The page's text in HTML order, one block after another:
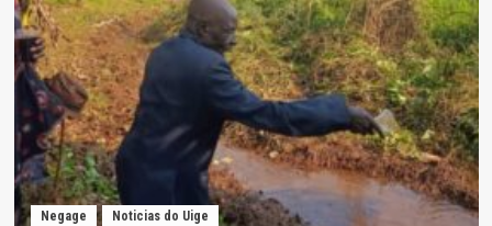
Negage Noticias do Uige